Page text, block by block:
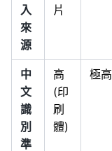
入
來
源
片
中
文
識
別
準
高
(印
刷
體)
極高